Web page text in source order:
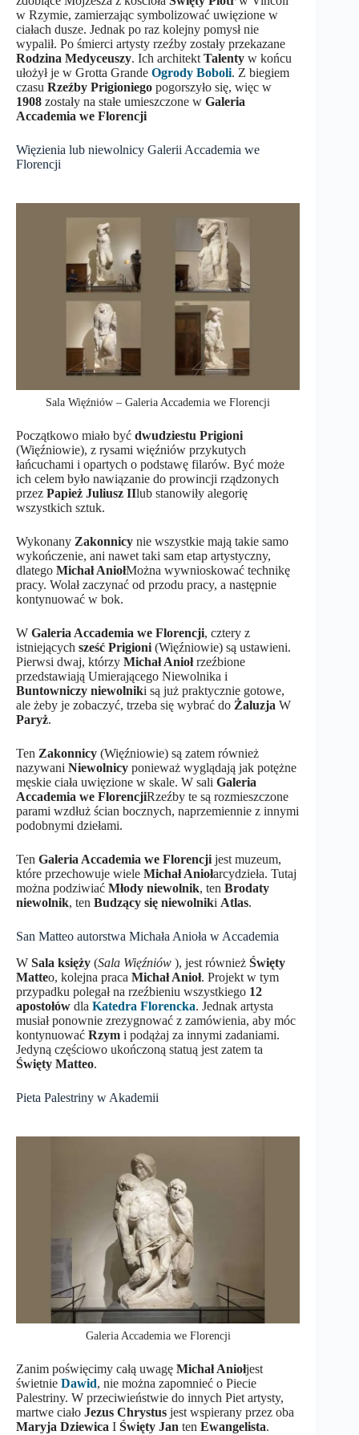
w Rzymie, zamierzając symbolizować uwięzione w
ciałach dusze. Jednak po raz kolejny pomysł nie
wypalił. Po śmierci artysty rzeźby zostały przekazane
Rodzina Medyceuszy. Ich architektTalenty w końcu
ułożył je w Grotta Grande Ogrody Boboli. Z biegiem
czasu Rzeźby Prigioniego pogorszyło się, więc w
1908 zostały na stałe umieszczone w Galeria
Accademia we Florencji
Więzienia lub niewolnicy Galerii Accademia we
Florencji
Sala Więźniów – Galeria Accademia we Florencji
Początkowo miało być dwudziestu Prigioni
(Więźniowie), z rysami więźniów przykutych
łańcuchami i opartych o podstawę filarów. Być może
ich celem było nawiązanie do prowincji rządzonych
przez Papież Juliusz IIlub stanowiły alegorię
wszystkich sztuk.
Wykonany Zakonnicy nie wszystkie mają takie samo
wykończenie, ani nawet taki sam etap artystyczny,
dlatego Michał AniołMożna wywnioskować technikę
pracy. Wolał zaczynać od przodu pracy, a następnie
kontynuować w bok.
W Galeria Accademia we Florencji, cztery z
istniejących sześć Prigioni (Więźniowie) są ustawieni.
Pierwsi dwaj, którzy Michał Aniołrzeźbione
przedstawiają Umierającego Niewolnika i
Buntowniczy niewolniki są już praktycznie gotowe,
ale żeby je zobaczyć, trzeba się wybrać do Żaluzja W
Paryż.
Ten Zakonnicy (Więźniowie) są zatem również
nazywani Niewolnicy ponieważ wyglądają jak potężne
męskie ciała uwięzione w skale. W sali Galeria
Accademia we FlorencjiRzeźby te są rozmieszczone
parami wzdłuż ścian bocznych, naprzemiennie z innymi
podobnymi dziełami.
Ten Galeria Accademia we Florencji jest muzeum,
które przechowuje wiele Michał Aniołarcydzieła. Tutaj
można podziwiać Młody niewolnik, ten Brodaty
niewolnik, ten Budzący się niewolniki Atlas.
San Matteo autorstwa Michała Anioła w Accademia
W Sala księży (Sala Więźniów ), jest również Święty
Matteo, kolejna praca Michał Anioł. Projekt w tym
przypadku polegał na rzeźbieniu wszystkiego 12
apostołów dla Katedra Florencka. Jednak artysta
musiał ponownie zrezygnować z zamówienia, aby móc
kontynuować Rzym i podążaj za innymi zadaniami.
Jedyną częściowo ukończoną statuą jest zatem ta
Święty Matteo.
Pieta Palestriny w Akademii
Galeria Accademia we Florencji
Zanim poświęcimy całą uwagę Michał Aniołjest
świetnie Dawid, nie można zapomnieć o Piecie
Palestriny. W przeciwieństwie do innych Piet artysty,
martwe ciało Jezus Chrystus jest wspierany przez oba
Maryja Dziewica I Święty Jan ten Ewangelista.